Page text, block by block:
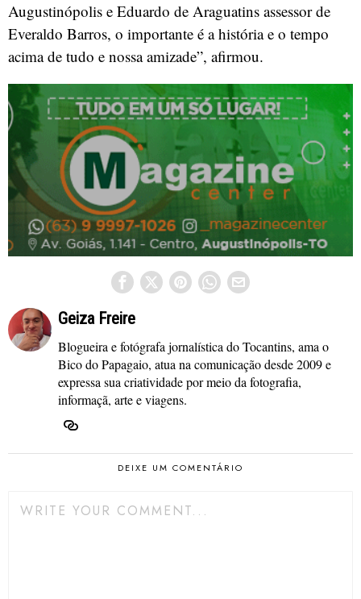
Augustinópolis e Eduardo de Araguatins assessor de
Everaldo Barros, o importante é a história e o tempo
acima de tudo e nossa amizade”, afirmou.
Geiza Freire
Blogueira e fotógrafa jornalística do Tocantins, ama o
Bico do Papagaio, atua na comunicação desde 2009 e
expressa sua criatividade por meio da fotografia,
informaçã, arte e viagens.
DEIXE UM COMENTÁRIO